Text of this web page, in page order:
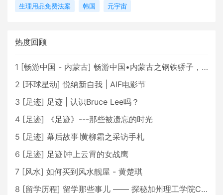
生理用品免费法案
韩国 元宇宙
热度回顾
1 [畅游中国 - 内蒙古] 畅游中国•内蒙古之钢铁骄子，魅力包头
2 [环球星动] 悦纳新自我 | AIF电影节
3 [足迹] 足迹 | 认识Bruce Lee吗？
4 [足迹]
《足迹》---那些被遗忘的时光
5 [足迹] 幕后故事∣黄柳霜之采访手札
6 [足迹] 足迹∣冲上云霄的女战鹰
7 [风水] 如何买到风水靓屋 - 黄楚琪
8 [留学历程] 留学那些事儿 —— 探秘加州理工学院Caltech博士生活 [上集]